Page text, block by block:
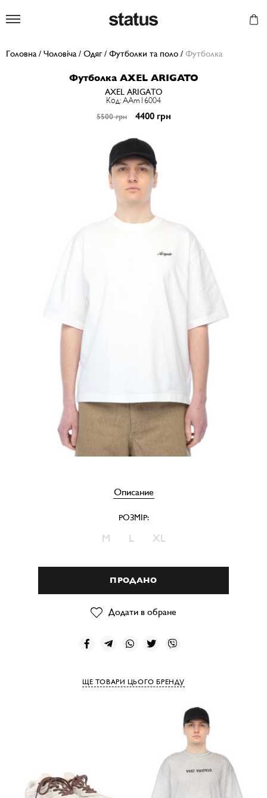
Головна / Чоловіча / Одяг/ Футболки та поло / Футболка
Футболка AXEL ARIGATO
AXEL ARIGATO
Код: AAm16004
5500 грн 4400 грн
Описание
РОЗМІР:
M L XL
ПРОДАНО
Додати в обране
ЩЕ ТОВАРИ ЦЬОГО БРЕНДУ